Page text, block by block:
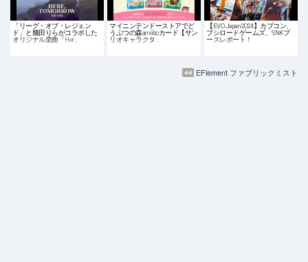
「リーグ・オブ・レジェン
ド」と幾田りらがコラボした
オリジナル楽曲「Her…
マイニンテンドーストアでど
うぶつの森amiiboカード【サン
リオキャラクタ…
【EVO Japan 2024】カプコン、
ブシロードゲームズ、SNKブ
ースレポート！
EFlement ファブリックミスト